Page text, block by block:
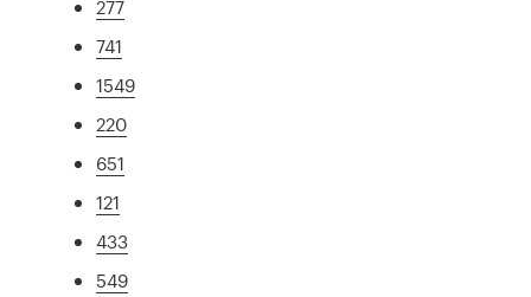
277
741
1549
220
651
121
433
549